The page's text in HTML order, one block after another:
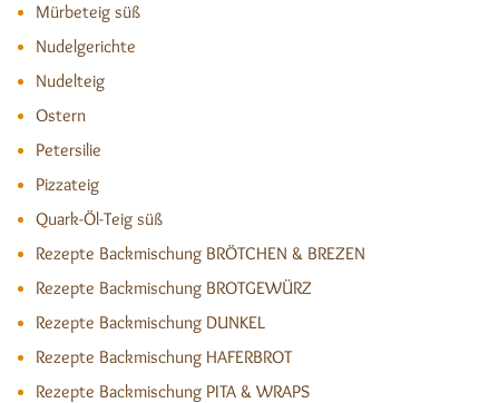
Mürbeteig süß
Nudelgerichte
Nudelteig
Ostern
Petersilie
Pizzateig
Quark-Öl-Teig süß
Rezepte Backmischung BRÖTCHEN & BREZEN
Rezepte Backmischung BROTGEWÜRZ
Rezepte Backmischung DUNKEL
Rezepte Backmischung HAFERBROT
Rezepte Backmischung PITA & WRAPS